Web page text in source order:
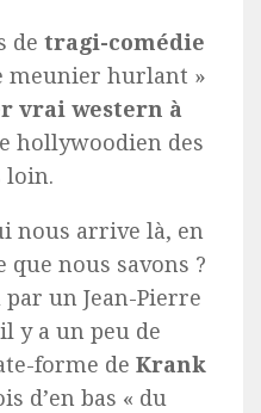
de tragi-comédie
meunier hurlant »
vrai western à
hollywoodien des
loin.
nous arrive là, en
que nous savons ?
un Jean-Pierre
y a un peu de
forme de Krank
d’en bas « du